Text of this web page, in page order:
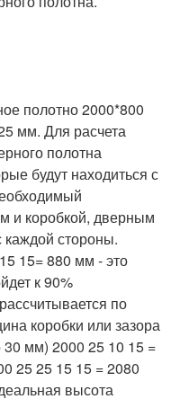
полотно 2000*800
мм. Для расчета
полотна
будут находиться с
и коробкой, дверным
каждой стороны.
15= 880 мм - это
к 90%
по
коробки или зазора
мм) 2000 25 10 15 =
25 25 15 15 = 2080
высота